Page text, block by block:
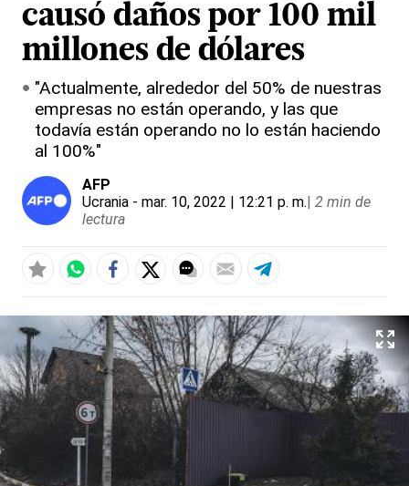
causó daños por 100 mil
millones de dólares
"Actualmente, alrededor del 50% de nuestras
empresas no están operando, y las que
todavía están operando no lo están haciendo
al 100%"
AFP
Ucrania - mar. 10, 2022 | 12:21 p. m.| 2 min de
lectura